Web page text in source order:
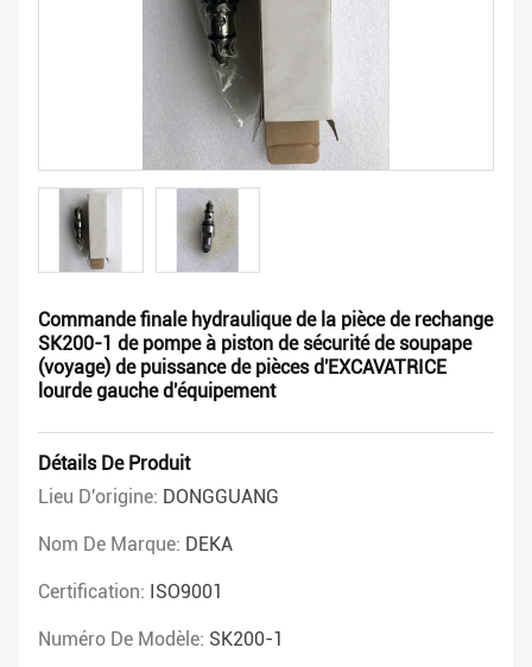
Commande finale hydraulique de la pièce de rechange
SK200-1 de pompe à piston de sécurité de soupape
(voyage) de puissance de pièces d'EXCAVATRICE
lourde gauche d'équipement
Détails De Produit
Lieu D'origine: DONGGUANG
Nom De Marque: DEKA
Certification: ISO9001
Numéro De Modèle: SK200-1